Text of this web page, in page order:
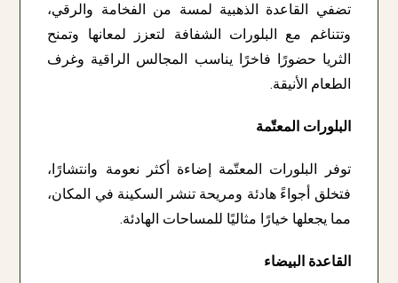
تضفي القاعدة الذهبية لمسة من الفخامة والرقي،
وتتناغم مع البلورات الشفافة لتعزز لمعانها وتمنح
الثريا حضورًا فاخرًا يناسب المجالس الراقية وغرف
الطعام الأنيقة.
البلورات المعتّمة
توفر البلورات المعتّمة إضاءة أكثر نعومة وانتشارًا،
فتخلق أجواءً هادئة ومريحة تنشر السكينة في المكان،
مما يجعلها خيارًا مثاليًا للمساحات الهادئة.
القاعدة البيضاء